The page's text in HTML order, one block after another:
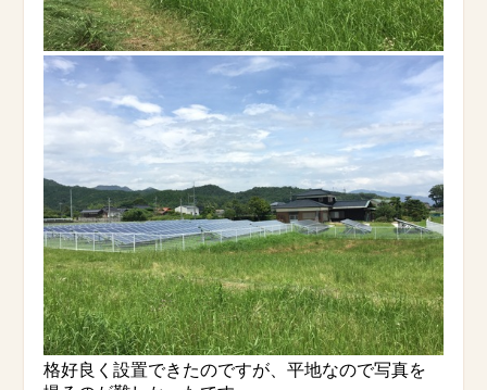
格好良く設置できたのですが、平地なので写真を